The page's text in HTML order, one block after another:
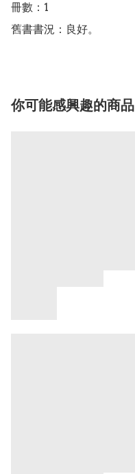
冊數：1
舊書書況：良好。
你可能感興趣的商品